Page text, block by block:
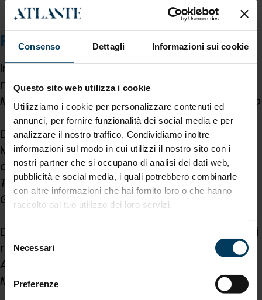
Consenso Dettagli Informazioni sui cookie
Questo sito web utilizza i cookie
Utilizziamo i cookie per personalizzare contenuti ed
annunci, per fornire funzionalità dei social media e per
analizzare il nostro traffico. Condividiamo inoltre
informazioni sul modo in cui utilizzi il nostro sito con i
nostri partner che si occupano di analisi dei dati web,
pubblicità e social media, i quali potrebbero combinarle
con altre informazioni che hai fornito loro o che hanno
raccolto dal tuo utilizzo dei loro servizi.
Selezione
del
consenso
Necessari
Preferenze
PROGRAMMA
Introduzione e panoramica sulle novità
normative
Manuel Manotti - Sales Director Atlante Group
Dall’Industry 4.0 alla Transizione 5.0:
Mantenimento dei requisiti e nuove aliquote
agevolative
Thomas Lerose - Operations Director Atlante
Group
Dall'interconnessione 4.0 al mantenimento dei
requisiti: le soluzioni di TeamSystem
Alberto Cantalù - Business Owner
Manufacturing TeamSystem